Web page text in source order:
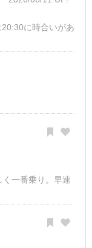
に時合いがあ
一番乗り。早速